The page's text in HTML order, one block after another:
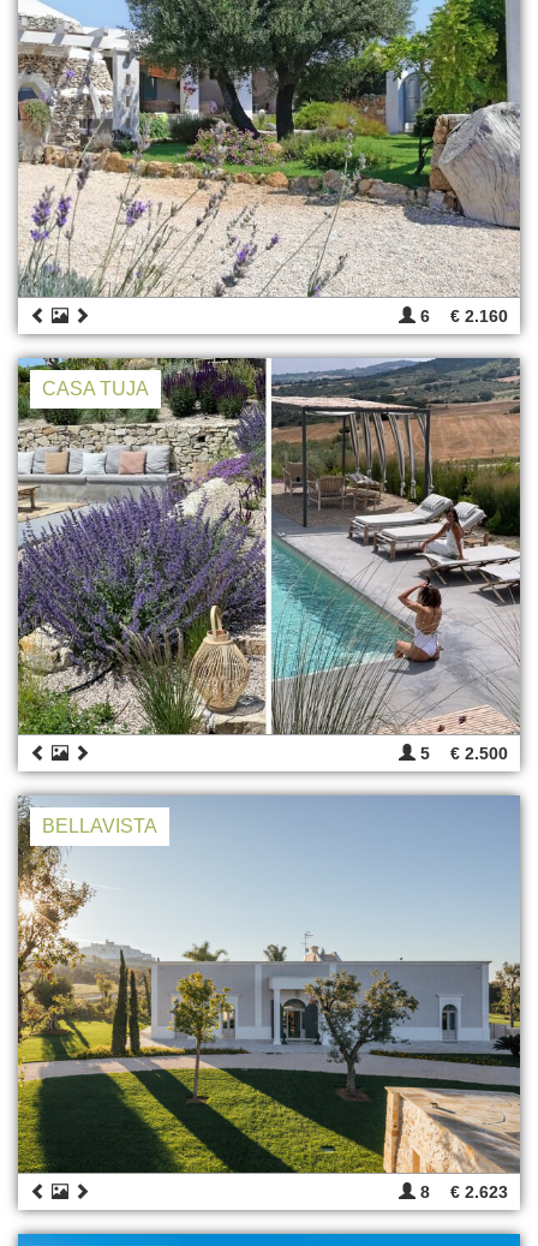
6 € 2.160
CASA TUJA
5 € 2.500
BELLAVISTA
8 € 2.623